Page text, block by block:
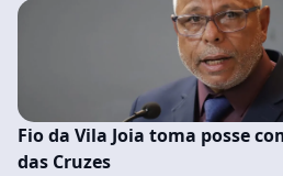
Fio da Vila Joia toma posse
das Cruzes